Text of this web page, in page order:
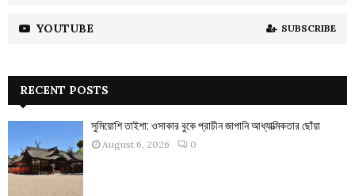
YOUTUBE SUBSCRIBE
RECENT POSTS
সুমিয়োশি তাইশা: ওসাকার বুকে প্রাচীন জাপানি আধ্যাত্মিকতার ছোঁয়া
August 6, 2026 0